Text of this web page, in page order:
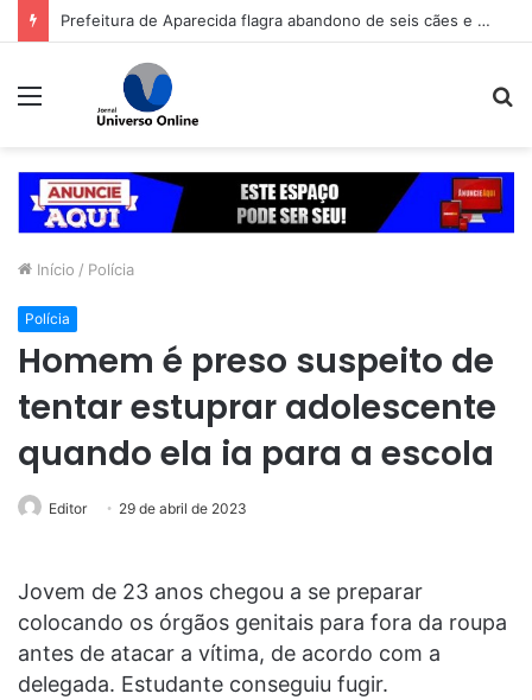
Prefeitura de Aparecida flagra abandono de seis cães e reitera que o ato é crime inafiançável
Menu
Início / Polícia
Polícia
Homem é preso suspeito de
tentar estuprar adolescente
quando ela ia para a escola
Editor 29 de abril de 2023
Jovem de 23 anos chegou a se preparar
colocando os órgãos genitais para fora da roupa
antes de atacar a vítima, de acordo com a
delegada. Estudante conseguiu fugir.